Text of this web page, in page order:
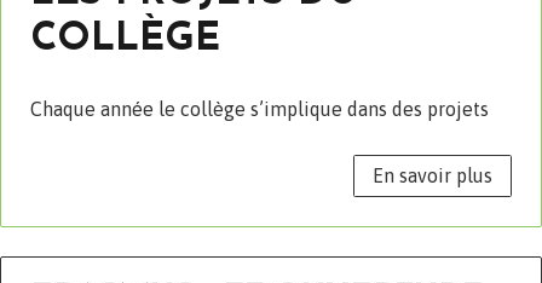
COLLÈGE
Chaque année le collège s’implique dans des projets
En savoir plus